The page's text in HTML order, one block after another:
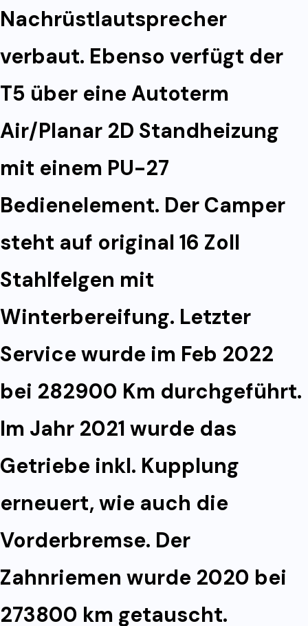
Nachrüstlautsprecher
verbaut. Ebenso verfügt der
T5 über eine Autoterm
Air/Planar 2D Standheizung
mit einem PU-27
Bedienelement. Der Camper
steht auf original 16 Zoll
Stahlfelgen mit
Winterbereifung. Letzter
Service wurde im Feb 2022
bei 282900 Km durchgeführt.
Im Jahr 2021 wurde das
Getriebe inkl. Kupplung
erneuert, wie auch die
Vorderbremse. Der
Zahnriemen wurde 2020 bei
273800 km getauscht.